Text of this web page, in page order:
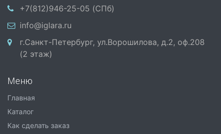
+7(812)946-25-05 (СПб)
info@iglara.ru
г.Санкт-Петербург, ул.Ворошилова, д.2, оф.208
(2 этаж)
Меню
Главная
Каталог
Как сделать заказ